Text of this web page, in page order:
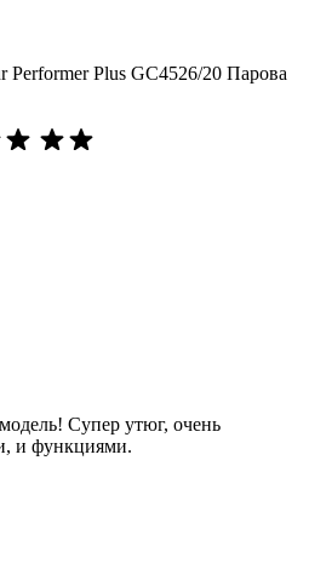
Performer Plus GC4526/20 Парова
Супер утюг, очень
и функциями.